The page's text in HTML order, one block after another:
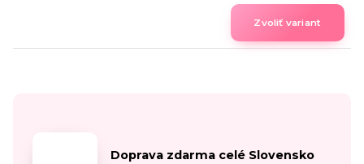
Zvoliť variant
Doprava zdarma celé Slovensko